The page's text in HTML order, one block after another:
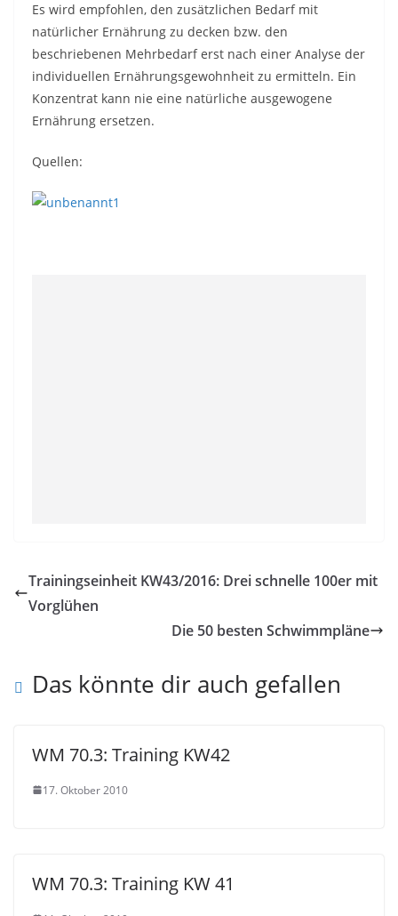
Es wird empfohlen, den zusätzlichen Bedarf mit
natürlicher Ernährung zu decken bzw. den
beschriebenen Mehrbedarf erst nach einer Analyse der
individuellen Ernährungsgewohnheit zu ermitteln. Ein
Konzentrat kann nie eine natürliche ausgewogene
Ernährung ersetzen.
Quellen:
Trainingseinheit KW43/2016: Drei schnelle 100er mit
Vorglühen
Die 50 besten Schwimmpläne
Das könnte dir auch gefallen
WM 70.3: Training KW42
17. Oktober 2010
WM 70.3: Training KW 41